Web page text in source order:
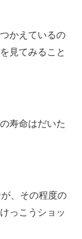
かえているの
見てみること
寿命はだいた
、その程度の
っこうショッ